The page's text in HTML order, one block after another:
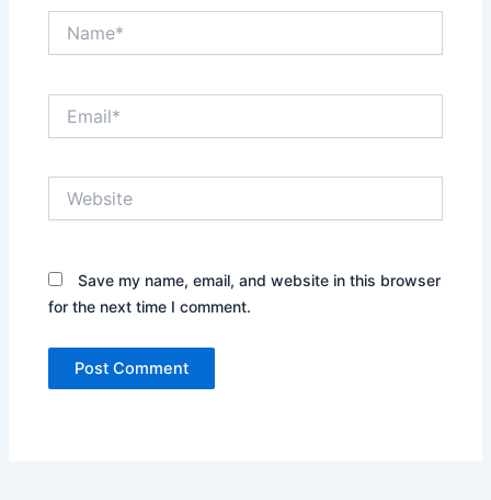
Save my name, email, and website in this browser
for the next time I comment.